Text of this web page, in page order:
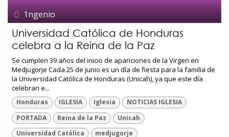
1ngenio
Universidad Católica de Honduras
celebra a la Reina de la Paz
Se cumplen 39 años del inicio de apariciones de la Virgen en
Medjugorje Cada 25 de junio es un día de fiesta para la familia de
la Universidad Católica de Honduras (Unicah), ya que este día
celebran e...
Honduras IGLESIA Iglesia
NOTICIAS IGLESIA
PORTADA
Reina de la Paz
Unicah
Universidad Católica
medjugorje